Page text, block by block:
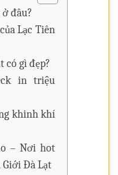
đâu?
Lạc Tiên
có gì đẹp?
in triệu
khinh khí
– Nơi hot
Giới Đà Lạt